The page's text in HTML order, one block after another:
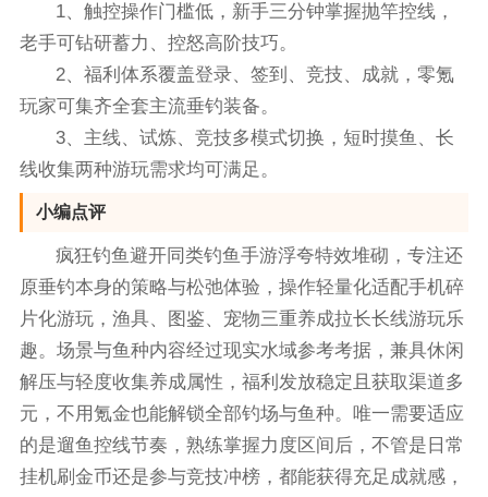
1、触控操作门槛低，新手三分钟掌握抛竿控线，
老手可钻研蓄力、控怒高阶技巧。
2、福利体系覆盖登录、签到、竞技、成就，零氪
玩家可集齐全套主流垂钓装备。
3、主线、试炼、竞技多模式切换，短时摸鱼、长
线收集两种游玩需求均可满足。
小编点评
疯狂钓鱼避开同类钓鱼手游浮夸特效堆砌，专注还
原垂钓本身的策略与松弛体验，操作轻量化适配手机碎
片化游玩，渔具、图鉴、宠物三重养成拉长长线游玩乐
趣。场景与鱼种内容经过现实水域参考考据，兼具休闲
解压与轻度收集养成属性，福利发放稳定且获取渠道多
元，不用氪金也能解锁全部钓场与鱼种。唯一需要适应
的是遛鱼控线节奏，熟练掌握力度区间后，不管是日常
挂机刷金币还是参与竞技冲榜，都能获得充足成就感，